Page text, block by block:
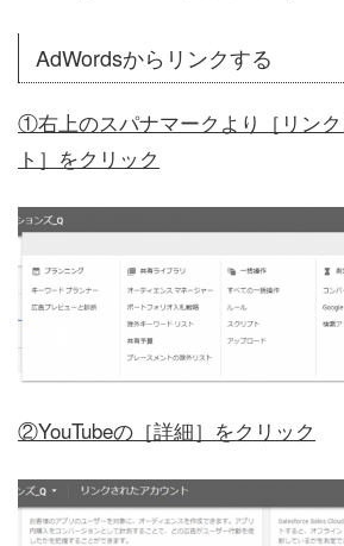
AdWordsからリンクする
①右上のスパナマークより［リン
ト］をクリック
②YouTubeの［詳細］をクリック